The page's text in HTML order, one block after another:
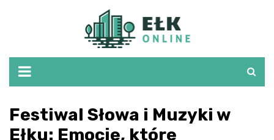
Festiwal Słowa i Muzyki w
Ełku: Emocje, które